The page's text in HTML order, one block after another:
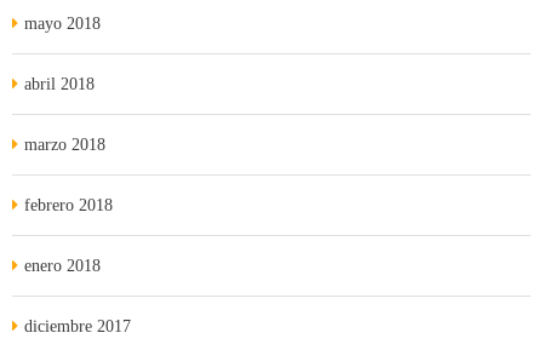
mayo 2018
abril 2018
marzo 2018
febrero 2018
enero 2018
diciembre 2017